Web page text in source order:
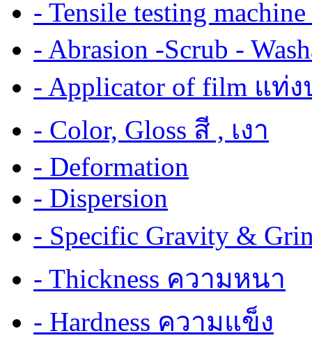
- Tensile testing
- Abrasion -Scrub -
- Applicator of film แท่
- Color, Gloss สี , เงา
- Deformation
- Dispersion
- Specific Gravity &
- Thickness ความหนา
- Hardness ความแข็ง